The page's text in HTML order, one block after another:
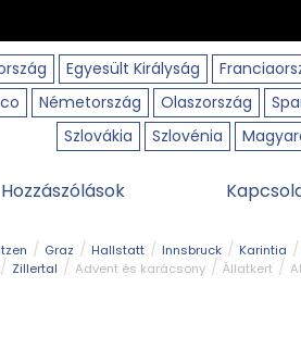
Egyesült Királyság
Németország Olaszország
Szlovákia
Szlovénia
Hozzászólások
Graz Hallstatt Innsbruck Karintia
Zillertal Advent és karácsony Állatkert